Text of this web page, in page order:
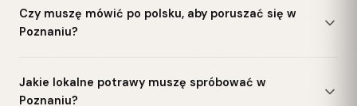
Czy muszę mówić po polsku, aby poruszać się w
Poznaniu?
Jakie lokalne potrawy muszę spróbować w
Poznaniu?